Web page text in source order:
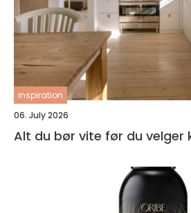
inspiration
06. July 2026
Alt du bør vite før du velger